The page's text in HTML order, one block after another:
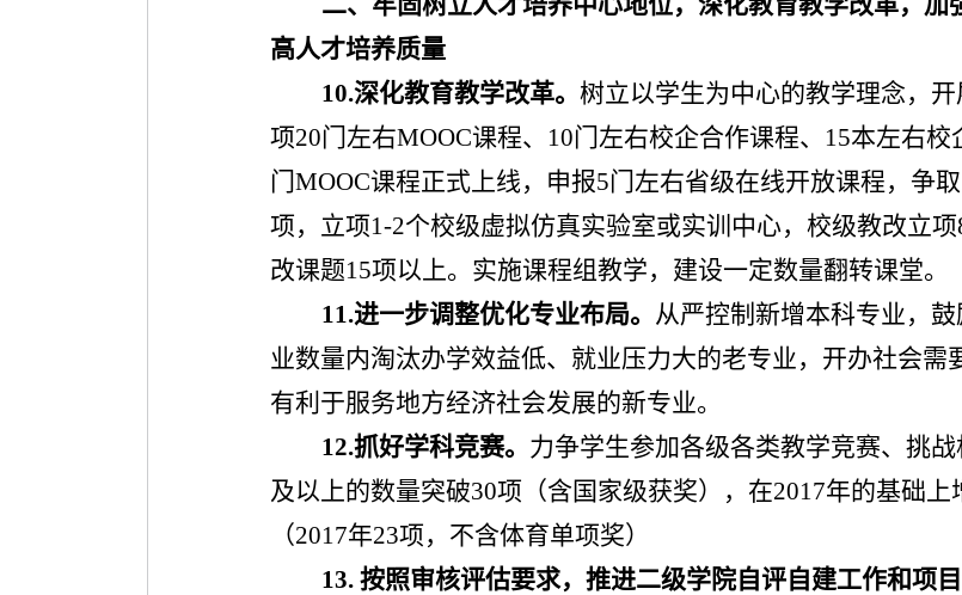
高人才培养质量
10.深化教育教学改革。 树立以学生为中心的教学理念，
项20门左右MOOC课程、 10门左右校企合作课程、 15本左右校
门MOOC课程正式上线，申报5门左右省级在线开放课程，争取
项，立项1-2个校级虚拟仿真实验室或实训中心，校级教改立项
改课题15项以上。实施课程组教学，建设一定数量翻转课堂。
11.进一步调整优化专业布局。 从严控制新增本科专业，
业数量内淘汰办学效益低、就业压力大的老专业，开办社会需
有利于服务地方经济社会发展的新专业。
12.抓好学科竞赛。 力争学生参加各级各类教学竞赛、挑
及以上的数量突破30项（含国家级获奖），在2017年的基础上
（2017年23项，不含体育单项奖）
13. 按照审核评估要求，推进二级学院自评自建工作和项目